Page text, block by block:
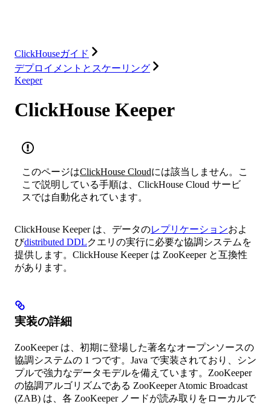
ClickHouseガイド
デプロイメントとスケーリング
Keeper
ClickHouse Keeper
このページはClickHouse Cloudには該当しません。こ
こで説明している手順は、ClickHouse Cloud サービ
スでは自動化されています。
ClickHouse Keeper は、データのレプリケーションおよ
びdistributed DDLクエリの実行に必要な協調システムを
提供します。ClickHouse Keeper は ZooKeeper と互換性
があります。
実装の詳細
ZooKeeper は、初期に登場した著名なオープンソースの
協調システムの 1 つです。Java で実装されており、シン
プルで強力なデータモデルを備えています。ZooKeeper
の協調アルゴリズムである ZooKeeper Atomic Broadcast
(ZAB) は、各 ZooKeeper ノードが読み取りをローカルで